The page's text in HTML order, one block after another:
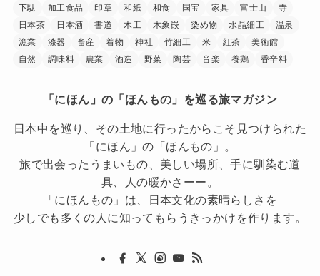
下駄
加工食品 印章 和紙 和食 国宝 家具 富士山
寺
日本茶
日本酒 書道 木工 木象嵌 染め物 水晶細工
温泉
漁業
漆器 畜産 着物 神社 竹細工 米 紅茶
美術館
自然
調味料 農業 酒造 野菜 陶芸 音楽 養鶏 香辛料
「にほん」の「ほんもの」を巡る旅マガジン
日本中を巡り、その土地に行ったからこそ見つけられた
「にほん」の「ほんもの」。
旅で出会ったうまいもの、美しい場所、手に馴染む道
具、人の暖かさーー。
「にほんもの」は、日本文化の素晴らしさを
少しでも多くの人に知ってもらうきっかけを作ります。